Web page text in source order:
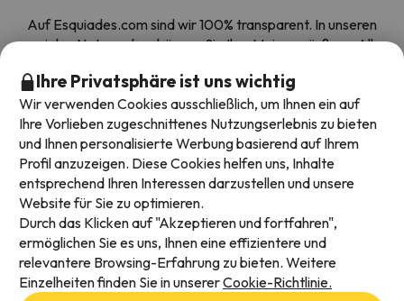
Auf Esquiades.com sind wir 100% transparent. In unseren
sozialen Netzwerken können Sie Ihre Meinung äußern. Alle
stammen von echten Kunden.
Buchen Sie mit Vertrauen |Über 700.000 Menschen
haben ihren Skiurlaub bei Esquiades.com gebucht
Verfügbare Zahlungsarten
Ihre Privatsphäre ist uns wichtig
Wir verwenden Cookies ausschließlich, um Ihnen ein auf
Ihre Vorlieben zugeschnittenes Nutzungserlebnis zu bieten
und Ihnen personalisierte Werbung basierend auf Ihrem
Profil anzuzeigen. Diese Cookies helfen uns, Inhalte
entsprechend Ihren Interessen darzustellen und unsere
Website für Sie zu optimieren.
Durch das Klicken auf "Akzeptieren und fortfahren",
ermöglichen Sie es uns, Ihnen eine effizientere und
relevantere Browsing-Erfahrung zu bieten. Weitere
Einzelheiten finden Sie in unsererCookie-Richtlinie.